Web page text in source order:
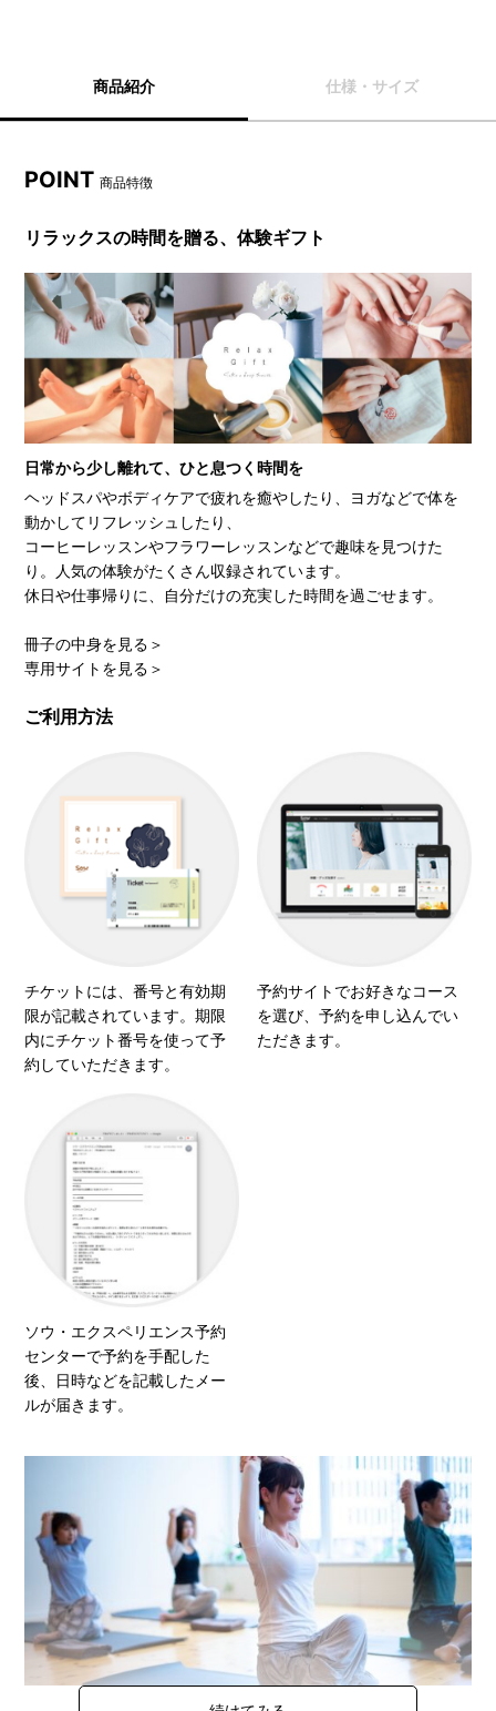
商品紹介 仕様・サイズ
POINT商品特徴
リラックスの時間を贈る、体験ギフト
日常から少し離れて、ひと息つく時間を
ヘッドスパやボディケアで疲れを癒やしたり、ヨガなどで体を
動かしてリフレッシュしたり、
コーヒーレッスンやフラワーレッスンなどで趣味を見つけた
り。人気の体験がたくさん収録されています。
休日や仕事帰りに、自分だけの充実した時間を過ごせます。
冊子の中身を見る＞
専用サイトを見る＞
ご利用方法
チケットには、番号と有効期
限が記載されています。期限
内にチケット番号を使って予
約していただきます。
予約サイトでお好きなコース
を選び、予約を申し込んでい
ただきます。
ソウ・エクスペリエンス予約
センターで予約を手配した
後、日時などを記載したメー
ルが届きます。